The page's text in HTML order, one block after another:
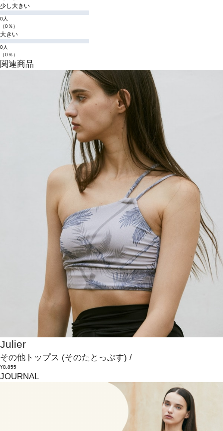
少し大きい
0人
（0％）
大きい
0人
（0％）
関連商品
Julier
その他トップス (そのたとっぷす) /
¥8,855
JOURNAL